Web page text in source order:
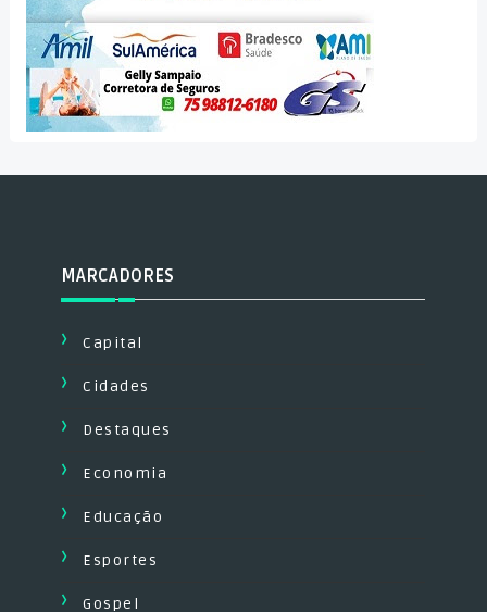
MARCADORES
Capital
Cidades
Destaques
Economia
Educação
Esportes
Gospel